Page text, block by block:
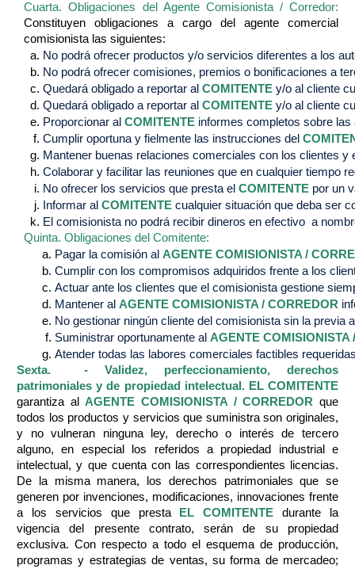
Cuarta. Obligaciones del Agente Comisionista / Corredor:
Constituyen obligaciones a cargo del agente comercial
comisionista las siguientes:
No podrá ofrecer productos y/o servicios diferentes a los
No podrá ofrecer comisiones, premios o bonificaciones a
Quedará obligado a reportar al COMITENTE y/o al cliente
Quedará obligado a reportar al COMITENTE y/o al cliente
Proporcionar al COMITENTE informes completos sobre
Cumplir oportuna y fielmente las instrucciones del
Mantener buenas relaciones comerciales con los clientes
Colaborar y facilitar las reuniones que en cualquier tiempo
No ofrecer los servicios que presta el COMITENTE por un
Informar al COMITENTE cualquier situación que deba ser
El comisionista no podrá recibir dineros en efectivo  a
Quinta. Obligaciones del Comitente:
Pagar la comisión al AGENTE COMISIONISTA /
Cumplir con los compromisos adquiridos frente a los
Actuar ante los clientes que el comisionista gestione
Mantener al AGENTE COMISIONISTA / CORREDOR
No gestionar ningún cliente del comisionista sin la previa
Suministrar oportunamente al AGENTE COMISIONISTA
Atender todas las labores comerciales factibles
Sexta. - Validez, perfeccionamiento, derechos
patrimoniales y de propiedad intelectual. EL COMITENTE
garantiza alAGENTE COMISIONISTA / CORREDOR que
todos los productos y servicios que suministra son originales,
y no vulneran ninguna ley, derecho o interés de tercero
alguno, en especial los referidos a propiedad industrial e
intelectual, y que cuenta con las correspondientes licencias.
De la misma manera, los derechos patrimoniales que se
generen por invenciones, modificaciones, innovaciones frente
a los servicios que presta
EL COMITENTE durante la
vigencia del presente contrato, serán de su propiedad
exclusiva. Con respecto a todo el esquema de producción,
programas y estrategias de ventas, su forma de mercadeo;